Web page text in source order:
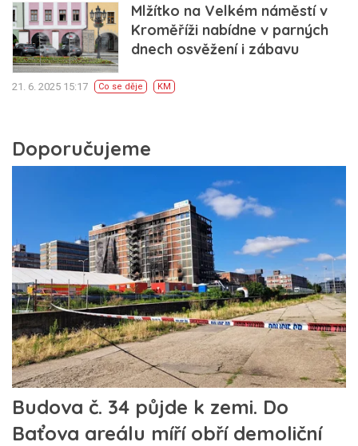
Mlžítko na Velkém náměstí v
Kroměříži nabídne v parných
dnech osvěžení i zábavu
21. 6. 2025 15:17 Co se děje KM